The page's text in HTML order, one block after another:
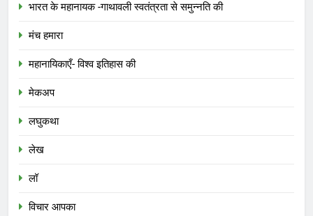
भारत के महानायक -गाथावली स्वतंत्रता से समुन्नति की
मंच हमारा
महानायिकाएँ- विश्व इतिहास की
मेकअप
लघुकथा
लेख
लॉ
विचार आपका